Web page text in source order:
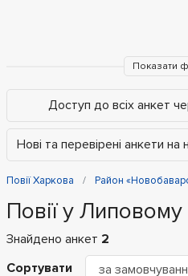
Показати
Доступ до всіх анкет
Нові та перевірені анкети на
Повії Харкова Район
Повії у Липовому
Знайдено анкет 2
Сортувати